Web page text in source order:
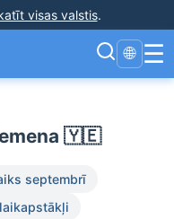
visas valstis.
🌐 ☰
🇾🇪
septembrī